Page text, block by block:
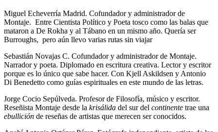
Miguel Echeverría Madrid. Cofundador y administrador de
Montaje. Entre Cientista Político y Poeta tosco como las balas que
mataron a De Rokha y al Tábano en un mismo año. Quería ser
Burroughs, pero aún llevo varias rutas sin viajar
Sebastián Novajas C. Cofundador y administrador de Montaje.
Narrador y poeta. Diplomado en escritura creativa. Lector y escritor
porque es lo único que sabe hacer. Con Kjell Askildsen y Antonio
Di Benedetto como guías espirituales en este mundo de las letras.
Jorge Cocio Sepúlveda. Profesor de Filosofía, músico y escritor.
Reseñista Montaje desde la krisálida del sur del continente trae una
ebullición de reseñas de artistas que merecen ser conocidos.